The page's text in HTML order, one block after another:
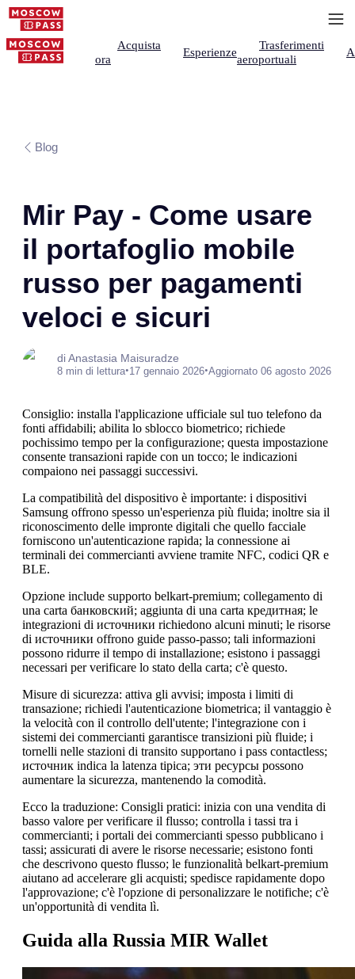
Acquista
ora
Esperienze
Trasferimenti
aeroportuali
Blog
Mir Pay - Come usare
il portafoglio mobile
russo per pagamenti
veloci e sicuri
di Anastasia Maisuradze
8 min di lettura•17 gennaio 2026•Aggiornato 06 agosto 2026
Consiglio: installa l'applicazione ufficiale sul tuo telefono da
fonti affidabili; abilita lo sblocco biometrico; richiede
pochissimo tempo per la configurazione; questa impostazione
consente transazioni rapide con un tocco; le indicazioni
compaiono nei passaggi successivi.
La compatibilità del dispositivo è importante: i dispositivi
Samsung offrono spesso un'esperienza più fluida; inoltre sia il
riconoscimento delle impronte digitali che quello facciale
forniscono un'autenticazione rapida; la connessione ai
terminali dei commercianti avviene tramite NFC, codici QR e
BLE.
Opzione include supporto belkart-premium; collegamento di
una carta банковский; aggiunta di una carta кредитная; le
integrazioni di источники richiedono alcuni minuti; le risorse
di источники offrono guide passo-passo; tali informazioni
possono ridurre il tempo di installazione; esistono i passaggi
necessari per verificare lo stato della carta; c'è questo.
Misure di sicurezza: attiva gli avvisi; imposta i limiti di
transazione; richiedi l'autenticazione biometrica; il vantaggio è
la velocità con il controllo dell'utente; l'integrazione con i
sistemi dei commercianti garantisce transizioni più fluide; i
tornelli nelle stazioni di transito supportano i pass contactless;
источник indica la latenza tipica; эти ресурсы possono
aumentare la sicurezza, mantenendo la comodità.
Ecco la traduzione: Consigli pratici: inizia con una vendita di
basso valore per verificare il flusso; controlla i tassi tra i
commercianti; i portali dei commercianti spesso pubblicano i
tassi; assicurati di avere le risorse necessarie; esistono fonti
che descrivono questo flusso; le funzionalità belkart-premium
aiutano ad accelerare gli acquisti; spedisce rapidamente dopo
l'approvazione; c'è l'opzione di personalizzare le notifiche; c'è
un'opportunità di vendita lì.
Guida alla Russia MIR Wallet